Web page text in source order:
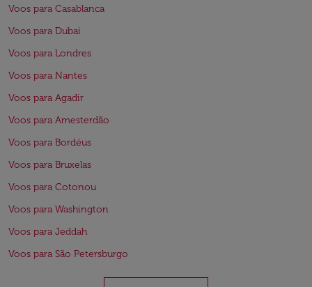
Voos para Casablanca
Voos para Dubai
Voos para Londres
Voos para Nantes
Voos para Agadir
Voos para Amesterdão
Voos para Bordéus
Voos para Bruxelas
Voos para Cotonou
Voos para Washington
Voos para Jeddah
Voos para São Petersburgo